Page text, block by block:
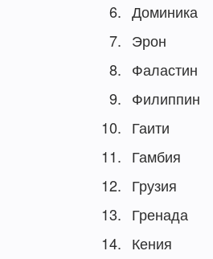
Доминика
Эрон
Фаластин
Филиппин
Гаити
Гамбия
Грузия
Гренада
Кения